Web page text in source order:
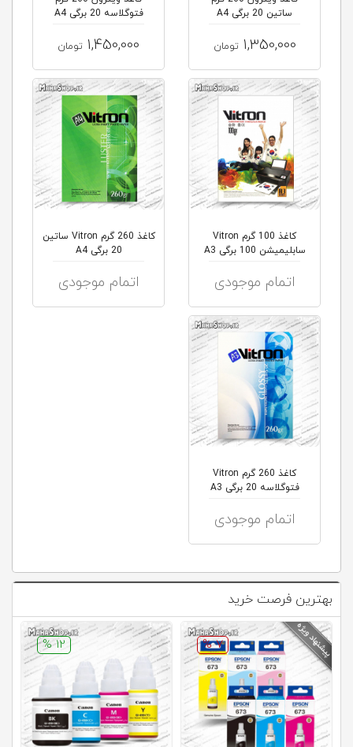
ساتین 20 برگی A4
1,350,000 تومان
فتوگلاسه 20 برگی A4
1,450,000 تومان
کاغذ 100 گرم Vitron
سابلیمیشن 100 برگی A3
اتمام موجودی
کاغذ 260 گرم Vitron ساتین
20 برگی A4
اتمام موجودی
کاغذ 260 گرم Vitron
فتوگلاسه 20 برگی A3
اتمام موجودی
بهترین فرصت خرید
7 %
12 %